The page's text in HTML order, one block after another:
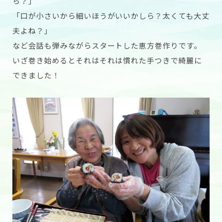
「口が小さいから細いほうがいいかしら？太くても大丈
夫よね？」
など会話も弾みながらスタートした恵方巻作りです。
いざ巻き始めるとそれはそれは慣れた手つきで綺麗に
できました！